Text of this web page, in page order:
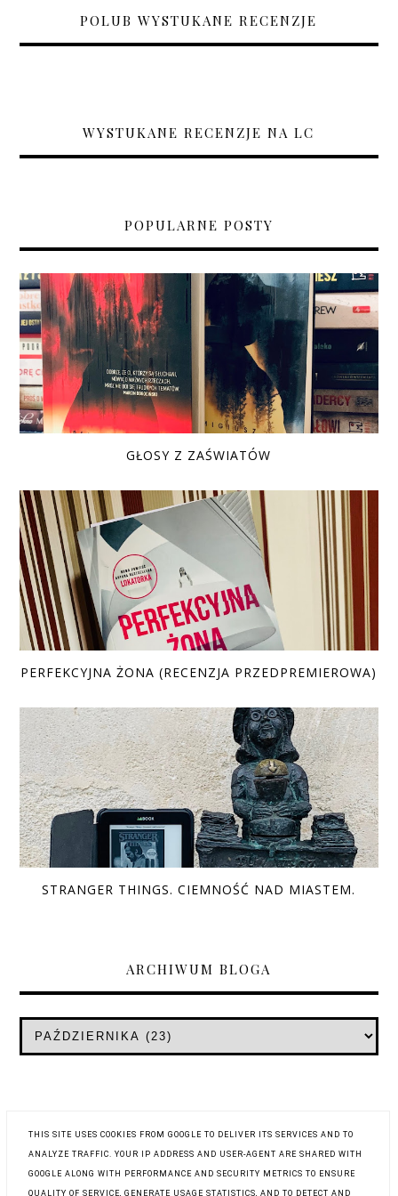
POLUB WYSTUKANE RECENZJE
WYSTUKANE RECENZJE NA LC
POPULARNE POSTY
GŁOSY Z ZAŚWIATÓW
PERFEKCYJNA ŻONA (RECENZJA PRZEDPREMIEROWA)
STRANGER THINGS. CIEMNOŚĆ NAD MIASTEM.
ARCHIWUM BLOGA
THIS SITE USES COOKIES FROM GOOGLE TO DELIVER ITS SERVICES AND TO
ANALYZE TRAFFIC. YOUR IP ADDRESS AND USER-AGENT ARE SHARED WITH
GOOGLE ALONG WITH PERFORMANCE AND SECURITY METRICS TO ENSURE
QUALITY OF SERVICE, GENERATE USAGE STATISTICS, AND TO DETECT AND